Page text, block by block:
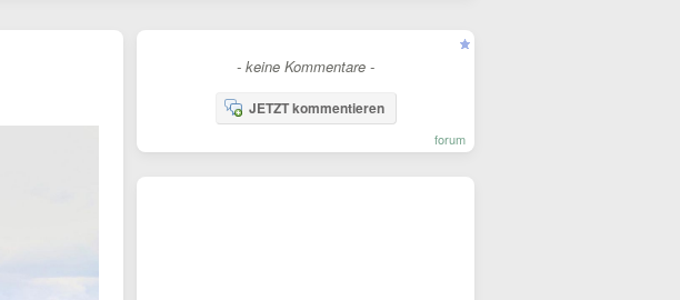
- keine Kommentare -
JETZT kommentieren
forum